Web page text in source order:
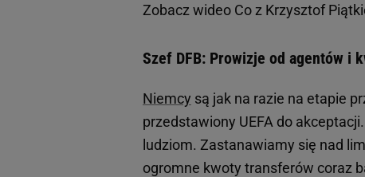
Zobacz wideo Co z Krzysztof
Szef DFB: Prowizje od agentów i
Niemcy są jak na razie na etapie
przedstawiony UEFA do
ludziom. Zastanawiamy się nad
ogromne kwoty transferów coraz